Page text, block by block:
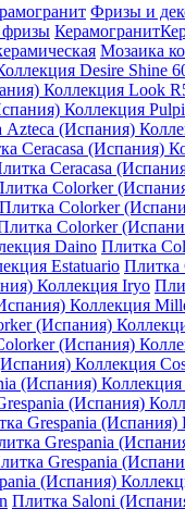
Фризы и
Керамогранит
Мозаика
Desire Shine
Коллекция Look
Коллекция
Azteca (Испания)
Ceracasa (Испания)
Ceracasa
Colorker
Плитка Colorker
Colorker
Daino Плитка
Estatuario Плитка
Коллекция Iryo
Коллекция
(Испания)
(Испания)
Коллекция
(Испания)
(Испания)
Grespania (Испания)
Grespania
Grespania
(Испания)
Плитка Saloni